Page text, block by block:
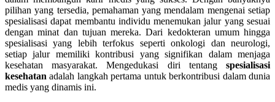
pilihan yang tersedia, pemahaman yang mendalam mengenai setiap
spesialisasi dapat membantu individu menemukan jalur yang sesuai
dengan minat dan tujuan mereka. Dari kedokteran umum hingga
spesialisasi yang lebih terfokus seperti onkologi dan neurologi,
setiap jalur memiliki kontribusi yang signifikan dalam menjaga
kesehatan masyarakat. Mengedukasi diri tentang spesialisasi
kesehatan adalah langkah pertama untuk berkontribusi dalam dunia
medis yang dinamis ini.